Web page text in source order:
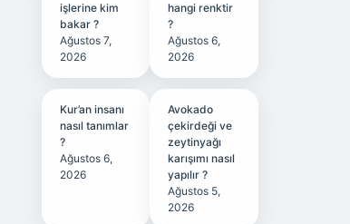
işlerine kim
bakar ?
Ağustos 7,
2026
hangi renktir
?
Ağustos 6,
2026
Kur’an insanı
nasıl tanımlar
?
Ağustos 6,
2026
Avokado
çekirdeği ve
zeytinyağı
karışımı nasıl
yapılır ?
Ağustos 5,
2026